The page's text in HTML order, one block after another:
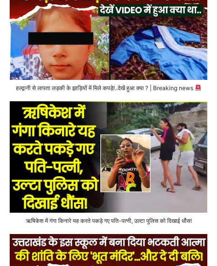
हल्द्वानी से लापता लड़की के झाड़ियों में मिले कपड़े!..देखें हुआ क्या ? | Breaking news
ऋषिकेश में गंगा किनारे यह करते पकड़े गए पति-पत्नी, उल्टा पुलिस को दिखाई धौंस!